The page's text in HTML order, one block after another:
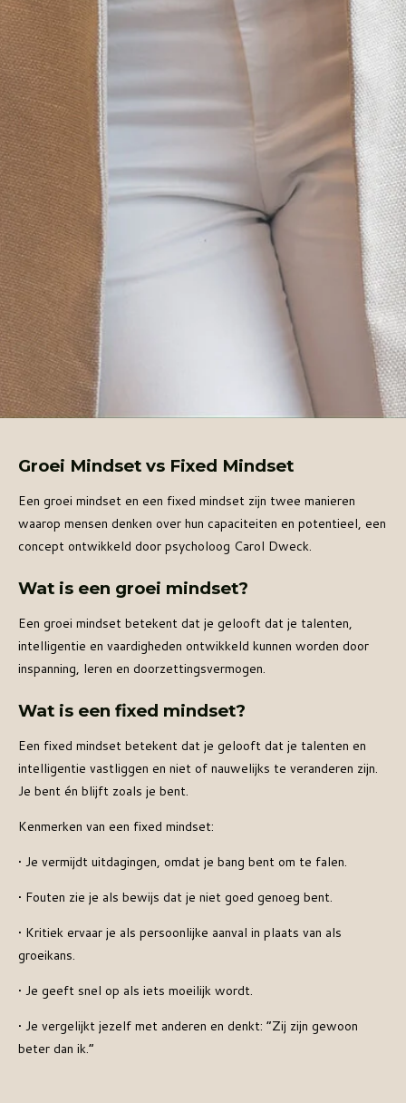
Groei Mindset vs Fixed Mindset
Een groei mindset en een fixed mindset zijn twee manieren
waarop mensen denken over hun capaciteiten en potentieel, een
concept ontwikkeld door psycholoog Carol Dweck.
Wat is een groei mindset?
Een groei mindset betekent dat je gelooft dat je talenten,
intelligentie en vaardigheden ontwikkeld kunnen worden door
inspanning, leren en doorzettingsvermogen.
Wat is een fixed mindset?
Een fixed mindset betekent dat je gelooft dat je talenten en
intelligentie vastliggen en niet of nauwelijks te veranderen zijn.
Je bent én blijft zoals je bent.
Kenmerken van een fixed mindset:
• Je vermijdt uitdagingen, omdat je bang bent om te falen.
• Fouten zie je als bewijs dat je niet goed genoeg bent.
• Kritiek ervaar je als persoonlijke aanval in plaats van als
groeikans.
• Je geeft snel op als iets moeilijk wordt.
• Je vergelijkt jezelf met anderen en denkt: “Zij zijn gewoon
beter dan ik.”